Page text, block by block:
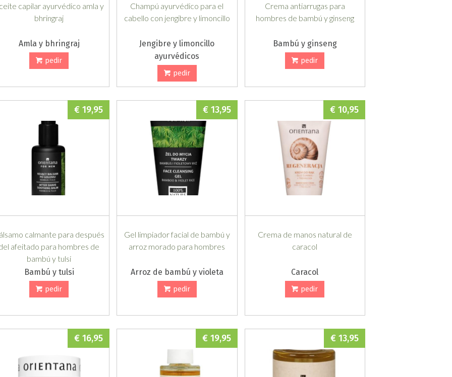
capilar ayurvédico amla y
bhringraj
Amla y bhringraj
pedir
Champú ayurvédico para el
cabello con jengibre y limoncillo
Jengibre y limoncillo
ayurvédicos
pedir
Crema antiarrugas para
hombres de bambú y ginseng
Bambú y ginseng
pedir
calmante para después
afeitado para hombres de
bambú y tulsi
Bambú y tulsi
€ 19,95
pedir
Gel limpiador facial de bambú y
arroz morado para hombres
Arroz de bambú y violeta
€ 13,95
pedir
Crema de manos natural de
caracol
Caracol
€ 10,95
pedir
€ 16,95 € 19,95 € 13,95